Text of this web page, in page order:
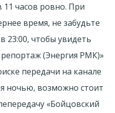
11 часов ровно. При
время, не забудьте
23:00, чтобы увидеть
(Энергия РМК)»
передачи на канале
ночью, возможно стоит
«Бойцовский